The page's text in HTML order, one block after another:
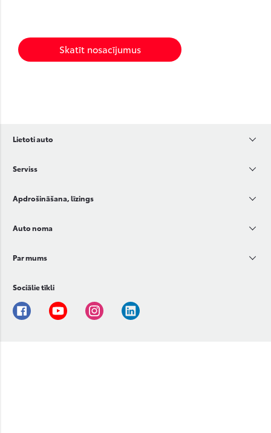
Skatīt nosacījumus
Lietoti auto
Serviss
Apdrošināšana, līzings
Auto noma
Par mums
Sociālie tīkli
Facebook
YoutubeInstagram